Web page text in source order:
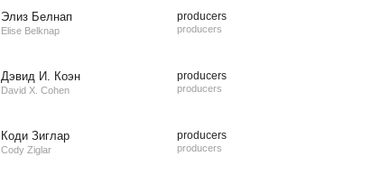
Элиз Белнап
Elise Belknap
producers
producers
Дэвид И. Коэн
David X. Cohen
producers
producers
Коди Зиглар
Cody Ziglar
producers
producers